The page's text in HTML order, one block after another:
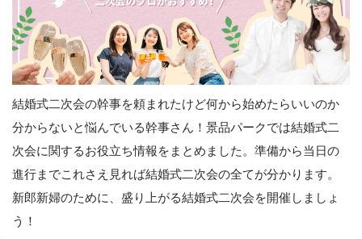
結婚式二次会の幹事を頼まれたけど何から始めたらいいのか
分からないと悩んでいる幹事さん！景品パークでは結婚式二
次会に関するお役立ち情報をまとめました。準備から当日の
進行までこれさえ見れば結婚式二次会の全てが分かります。
新郎新婦のために、盛り上がる結婚式二次会を開催しましょ
う！